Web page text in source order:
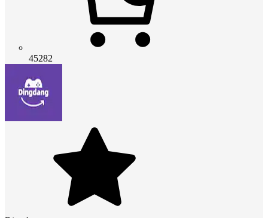
45282